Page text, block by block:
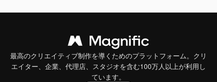
最高のクリエイティブ制作を導くためのプラットフォーム。クリ
エイター、企業、代理店、スタジオを含む100万人以上が利用し
ています。